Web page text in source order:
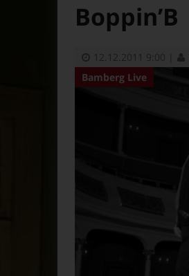
Boppin’B
12.12.2011 9:00
Bamberg Live